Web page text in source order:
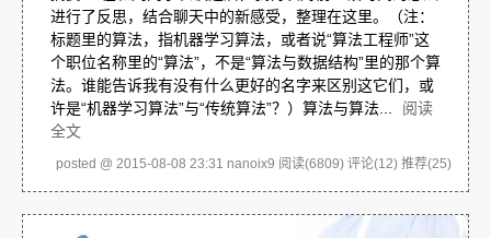
进行了反思，结合聊天中的新感受，整理在这里。（注：
标题里的算法，指机器学习算法，或者说“算法工程师”这
个职位名称里的“算法”，不是“算法与数据结构”里的那个算
法。谁能告诉我有没有什么更好的名字来区别这它们，或
许是“机器学习算法”与“传统算法”？）算法与算法...
阅读
全文
posted @ 2015-08-08 23:31 nanoix9 阅读(6809) 评论(12) 推荐(25)